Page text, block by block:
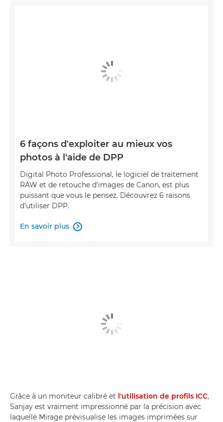
6 façons d'exploiter au mieux vos
photos à l'aide de DPP
Digital Photo Professional, le logiciel de traitement
RAW et de retouche d'images de Canon, est plus
puissant que vous le pensez. Découvrez 6 raisons
d'utiliser DPP.
En savoir plus 
Grâce à un moniteur calibré et l'utilisation de profils ICC,
Sanjay est vraiment impressionné par la précision avec
laquelle Mirage prévisualise les images imprimées sur